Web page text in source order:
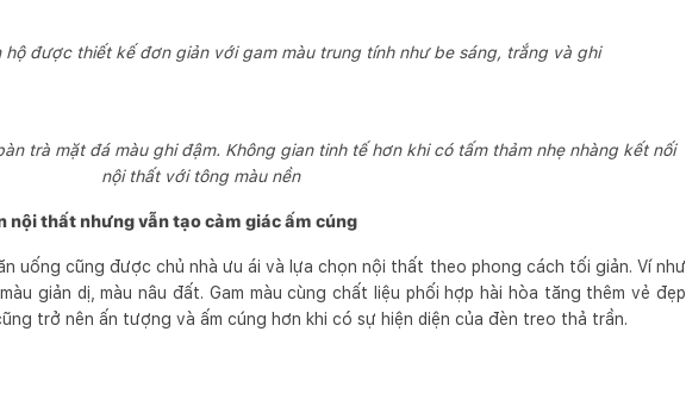
hộ được thiết kế đơn giản với gam màu trung tính như be sáng, trắng và ghi
trà mặt đá màu ghi đậm. Không gian tinh tế hơn khi có tấm thảm nhẹ nhàng kết nối
nội thất với tông màu nền
nội thất nhưng vẫn tạo cảm giác ấm cúng
uống cũng được chủ nhà ưu ái và lựa chọn nội thất theo phong cách tối giản. Ví như
giản dị, màu nâu đất. Gam màu cùng chất liệu phối hợp hài hòa tăng thêm vẻ đẹp
trở nên ấn tượng và ấm cúng hơn khi có sự hiện diện của đèn treo thả trần.